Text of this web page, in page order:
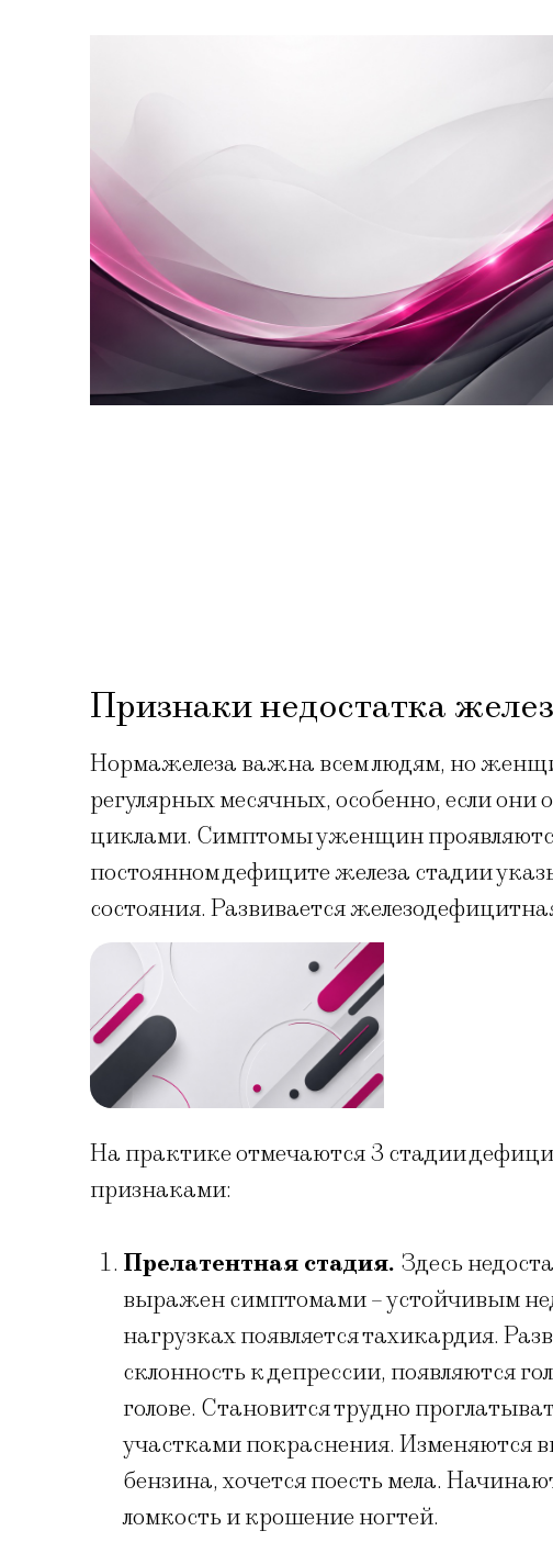
Признаки недостатка
Нормажелеза важна всем людям, но
регулярных месячных, особенно, если
циклами. Симптомы уженщин
постоянном дефиците железа стадии
состояния. Развивается
На практике отмечаются 3 стадии
признаками:
Прелатентная стадия. Здесь
выражен симптомами – устойчивым
нагрузках появляется тахикардия.
склонность к депрессии, появляются
голове. Становится трудно
участками покраснения. Изменяются
бензина, хочется поесть мела.
ломкость и крошение ногтей.